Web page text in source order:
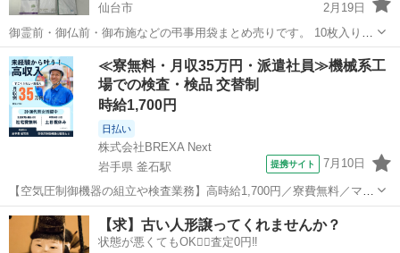
仙台市
2月19日
御霊前・御仏前・御布施などの弔事用袋まとめ売りです。 10枚入りパ
ックや複数枚入りなど、合計9点あります。 急なご不幸や法事用にス
トックとしていかがでしょうか。 中古品のためご理解いただける方の
みお願いします。 御...
宮城 仙台市 冠婚葬祭 商品
≪寮無料・月収35万円・派遣社員≫機械系工
場での検査・検品 交替制
時給1,700円
日払い
株式会社BREXA Next
岩手県 釜石駅
提携サイト 7月10日
【空気圧制御機器の組立や検査業務】高時給1,700円／寮費無料／マイ
カー通勤OK＆工場敷地内に無料駐車場あり 人気の工場のお仕事 ◇空
気圧制御機器（シリンダ、バルブ等）の製造・組立、検査、梱包、入
出荷業務◇ ＊大手メーカー...
岩手 釜石市 釜石駅 その他
【求】古い人形譲ってくれませんか？
状態が悪くてもOK🙆‍♀️査定0円‼️